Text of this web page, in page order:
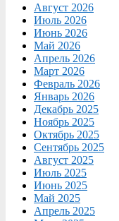
Август 2026
Июль 2026
Июнь 2026
Май 2026
Апрель 2026
Март 2026
Февраль 2026
Январь 2026
Декабрь 2025
Ноябрь 2025
Октябрь 2025
Сентябрь 2025
Август 2025
Июль 2025
Июнь 2025
Май 2025
Апрель 2025